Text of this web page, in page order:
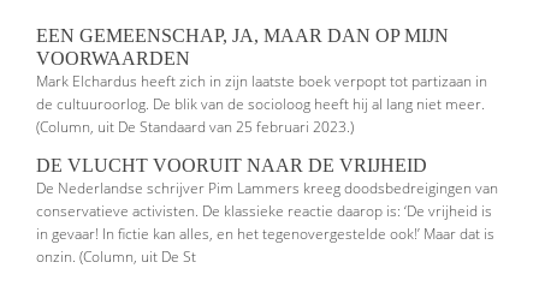
EEN GEMEENSCHAP, JA, MAAR DAN OP MIJN
VOORWAARDEN
Mark Elchardus heeft zich in zijn laatste boek verpopt tot partizaan in
de cultuuroorlog. De blik van de socioloog heeft hij al lang niet meer.
(Column, uit De Standaard van 25 februari 2023.)
DE VLUCHT VOORUIT NAAR DE VRIJHEID
De Nederlandse schrijver Pim Lammers kreeg doodsbedreigingen van
conser­vatieve activisten. De klassieke reactie daarop is: ‘De vrijheid is
in gevaar! In fictie kan alles, en het tegenovergestelde ook!’ Maar dat is
onzin. (Column, uit De St